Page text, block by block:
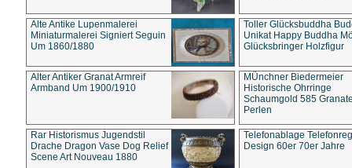
Alte Antike Lupenmalerei
Miniaturmalerei Signiert Seguin
Um 1860/1880
Toller Glücksbuddha
Unikat Happy Buddha
Glücksbringer Holzfigur
Alter Antiker Granat Armreif
Armband Um 1900/1910
MÜnchner Biedermeier
Historische Ohrringe
Schaumgold 585
Perlen
Rar Historismus Jugendstil
Drache Dragon Vase Dog Relief
Scene Art Nouveau 1880
Telefonablage
Design 60er 70er Jahre